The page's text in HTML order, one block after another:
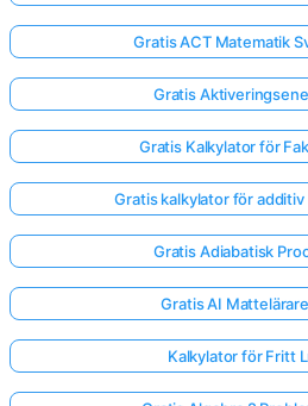
Gratis ACT Matematik
Gratis
Gratis Kalkylator för
Gratis kalkylator för
Gratis Adiabatisk
Gratis AI
Kalkylator för Fritt